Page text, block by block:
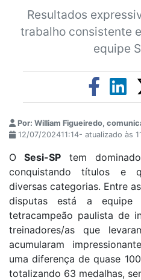
Resultados
trabalho consistente
equipe
Por: William Figueiredo,
12/07/202411:14- atualizado às
O Sesi-SPtem
conquistando títulos e
diversas categorias. Entre
disputas está a
tetracampeão paulista de
treinadores/as que
acumularam
uma diferença de quase
totalizando 63 medalhas,